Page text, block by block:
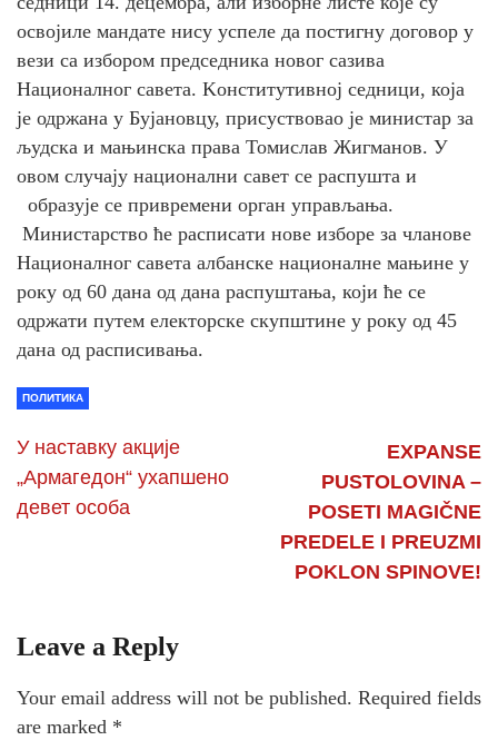
освојиле мандате нису успеле да постигну договор у
вези са избором председника новог сазива
Националног савета. Kонститутивној седници, која
је одржана у Бујановцу, присуствовао је министар за
људска и мањинска права Томислав Жигманов. У
овом случају национални савет се распушта и
образује се привремени орган управљања.
Министарство ће расписати нове изборе за чланове
Националног савета албанске националне мањине у
року од 60 дана од дана распуштања, који ће се
одржати путем електорске скупштине у року од 45
дана од расписивања.
ПОЛИТИКА
У наставку акције
„Армагедон“ ухапшено
девет особа
EXPANSE
PUSTOLOVINA –
POSETI MAGIČNE
PREDELE I PREUZMI
POKLON SPINOVE!
Leave a Reply
Your email address will not be published. Required fields
are marked *